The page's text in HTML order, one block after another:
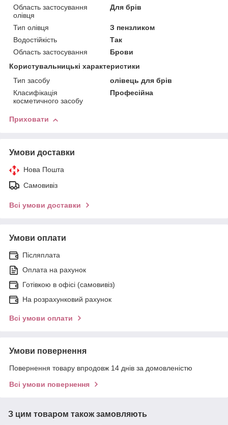
Область застосування
олівця
Для брів
Тип олівця
З пензликом
Водостійкість
Так
Область застосування
Брови
Користувальницькі характеристики
Тип засобу
олівець для брів
Класифікація
косметичного засобу
Професійна
Приховати
Умови доставки
Нова Пошта
Самовивіз
Всі умови доставки
Умови оплати
Післяплата
Оплата на рахунок
Готівкою в офісі (самовивіз)
На розрахунковий рахунок
Всі умови оплати
Умови повернення
Повернення товару впродовж 14 днів за домовленістю
Всі умови повернення
З цим товаром також замовляють